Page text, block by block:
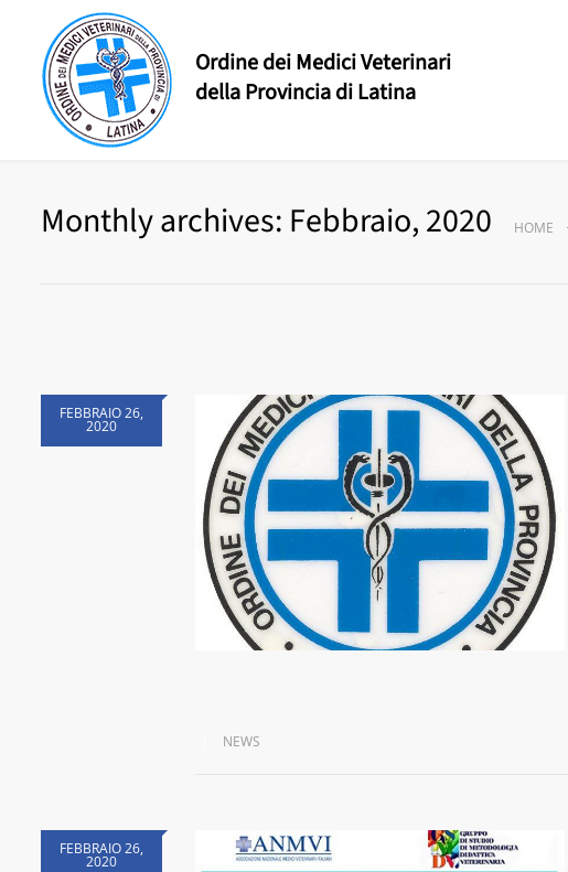
Ordine dei Medici Veterinari
della Provincia di Latina
Monthly archives: Febbraio, 2020 HOME
FEBBRAIO 26,
2020
NEWS
FEBBRAIO 26,
2020